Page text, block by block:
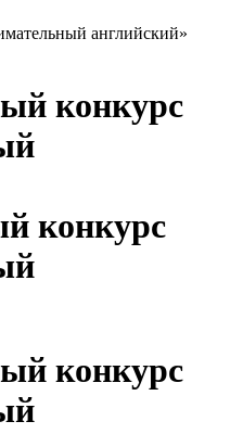
английский»
конкурс